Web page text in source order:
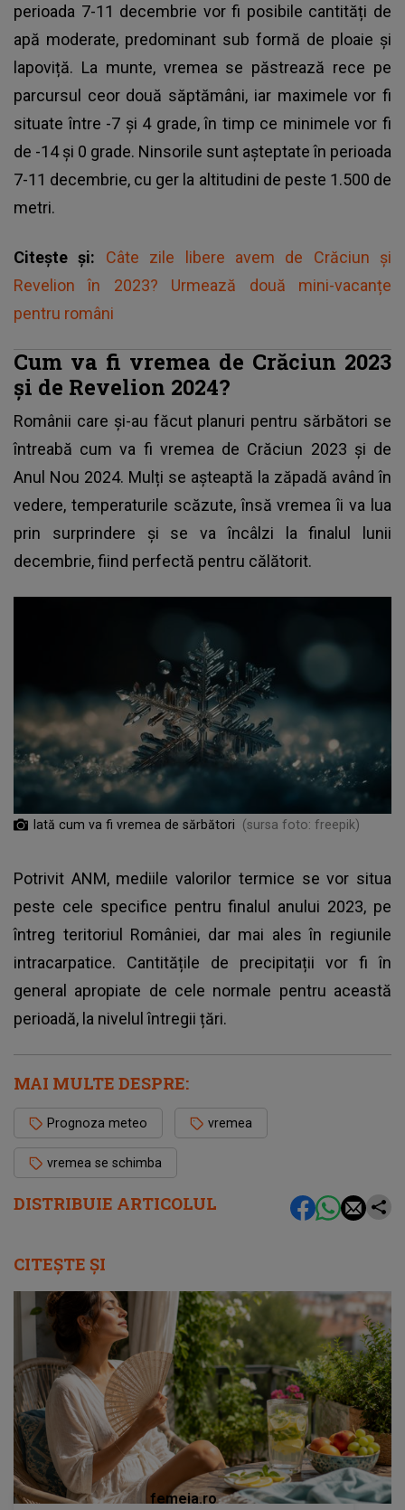
DISTRIBUIE ARTICOLUL
perioada 7-11 decembrie vor fi posibile cantități de
apă moderate, predominant sub formă de ploaie și
lapoviță. La munte, vremea se păstrează rece pe
parcursul ceor două săptămâni, iar maximele vor fi
situate între -7 și 4 grade, în timp ce minimele vor fi
de -14 și 0 grade. Ninsorile sunt așteptate în perioada
7-11 decembrie, cu ger la altitudini de peste 1.500 de
metri.
Citește și: Câte zile libere avem de Crăciun și
Revelion în 2023? Urmează două mini-vacanțe
pentru români
Cum va fi vremea de Crăciun 2023
și de Revelion 2024?
Românii care și-au făcut planuri pentru sărbători se
întreabă cum va fi vremea de Crăciun 2023 și de
Anul Nou 2024. Mulți se așteaptă la zăpadă având în
vedere, temperaturile scăzute, însă vremea îi va lua
prin surprindere și se va încâlzi la finalul lunii
decembrie, fiind perfectă pentru călătorit.
Iată cum va fi vremea de sărbători (sursa foto: freepik)
Potrivit ANM, mediile valorilor termice se vor situa
peste cele specifice pentru finalul anului 2023, pe
întreg teritoriul României, dar mai ales în regiunile
intracarpatice. Cantitățile de precipitații vor fi în
general apropiate de cele normale pentru această
perioadă, la nivelul întregii țări.
MAI MULTE DESPRE:
Prognoza meteo vremea
vremea se schimba
CITEȘTE ȘI
femeia.ro